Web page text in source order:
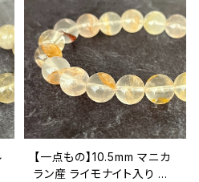
【一点もの】10.5mm マニカ
ラン産 ライモナイト入り ヒ